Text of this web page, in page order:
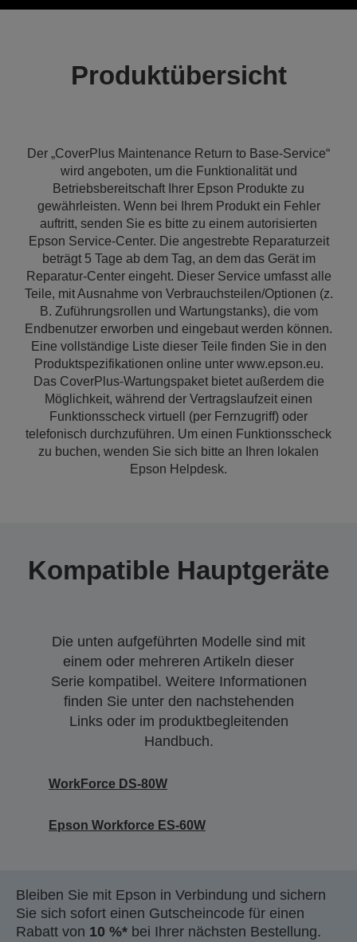
Produktübersicht
Der „CoverPlus Maintenance Return to Base-Service“
wird angeboten, um die Funktionalität und
Betriebsbereitschaft Ihrer Epson Produkte zu
gewährleisten. Wenn bei Ihrem Produkt ein Fehler
auftritt, senden Sie es bitte zu einem autorisierten
Epson Service-Center. Die angestrebte Reparaturzeit
beträgt 5 Tage ab dem Tag, an dem das Gerät im
Reparatur-Center eingeht. Dieser Service umfasst alle
Teile, mit Ausnahme von Verbrauchsteilen/Optionen (z.
B. Zuführungsrollen und Wartungstanks), die vom
Endbenutzer erworben und eingebaut werden können.
Eine vollständige Liste dieser Teile finden Sie in den
Produktspezifikationen online unter www.epson.eu.
Das CoverPlus-Wartungspaket bietet außerdem die
Möglichkeit, während der Vertragslaufzeit einen
Funktionsscheck virtuell (per Fernzugriff) oder
telefonisch durchzuführen. Um einen Funktionsscheck
zu buchen, wenden Sie sich bitte an Ihren lokalen
Epson Helpdesk.
Kompatible Hauptgeräte
Die unten aufgeführten Modelle sind mit
einem oder mehreren Artikeln dieser
Serie kompatibel. Weitere Informationen
finden Sie unter den nachstehenden
Links oder im produktbegleitenden
Handbuch.
WorkForce DS-80W
Epson Workforce ES-60W
Bleiben Sie mit Epson in Verbindung und sichern
Sie sich sofort einen Gutscheincode für einen
Rabatt von 10 %* bei Ihrer nächsten Bestellung.